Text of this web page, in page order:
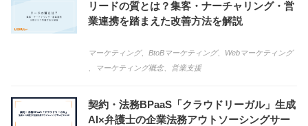
リードの質とは？集客・ナーチャリング・営
業連携を踏まえた改善方法を解説
マーケティング、 BtoBマーケティング、 Webマーケティング
マーケティング概念、 営業支援
契約・法務BPaaS「クラウドリーガル」生成
AI×弁護士の企業法務アウトソーシングサー